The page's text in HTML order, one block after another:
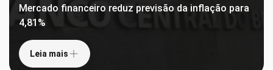
Mercado financeiro reduz previsão da inflação para
4,81%
Leia mais